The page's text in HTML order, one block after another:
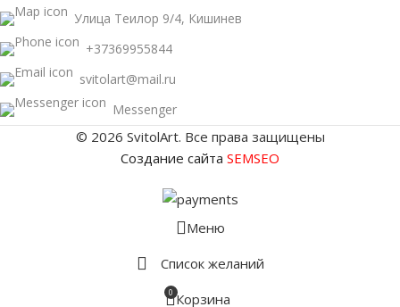
Улица Теилор 9/4, Кишинев
+37369955844
svitolart@mail.ru
Messenger
© 2026 SvitolArt. Все права защищены
Создание сайта SEMSEO
Меню
Список желаний
0 Корзина